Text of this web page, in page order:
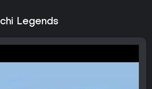
Legends